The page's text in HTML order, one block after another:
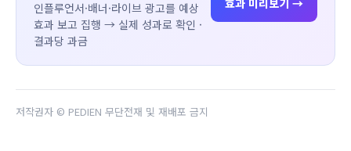
인플루언서·배너·라이브 광고를 예상
효과 보고 집행 → 실제 성과로 확인 ·
결과당 과금
효과 미리보기 →
저작권자 © PEDIEN 무단전재 및 재배포 금지